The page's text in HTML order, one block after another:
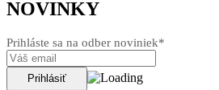
NOVINKY
Prihláste sa na odber noviniek*